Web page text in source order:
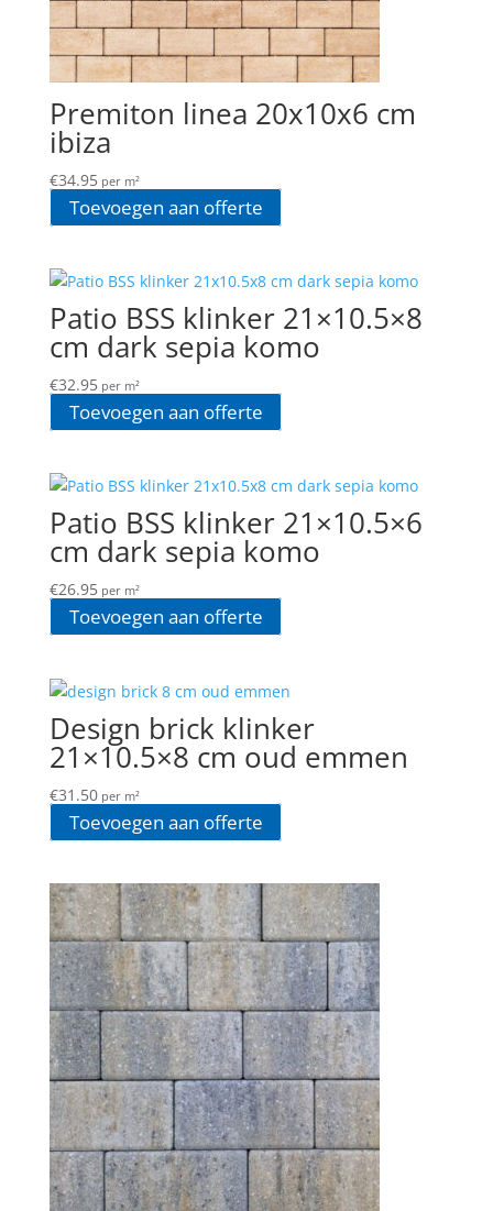
Premiton linea 20x10x6 cm
ibiza
€34.95per m²
Toevoegen aan offerte
Patio BSS klinker 21×10.5×8
cm dark sepia komo
€32.95per m²
Toevoegen aan offerte
Patio BSS klinker 21×10.5×6
cm dark sepia komo
€26.95per m²
Toevoegen aan offerte
Design brick klinker
21×10.5×8 cm oud emmen
€31.50per m²
Toevoegen aan offerte